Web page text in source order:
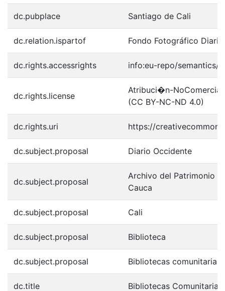
dc.pubplace Santiago de Cali
dc.relation.ispartof Fondo Fotográfico
dc.rights.accessrights info:eu-repo/semantics/
dc.rights.license
Atribuci�n-
(CC BY-NC-ND 4.0)
dc.rights.uri https://
dc.subject.proposal Diario Occidente
dc.subject.proposal
Archivo del Patrimonio
Cauca
dc.subject.proposal Cali
dc.subject.proposal Biblioteca
dc.subject.proposal Bibliotecas comunitarias
dc.title Bibliotecas Comunitarias